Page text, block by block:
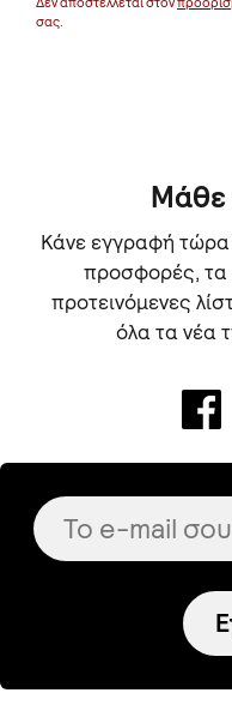
σας.
Μάθε
Κάνε εγγραφή τώρα
προσφορές, τα
προτεινόμενες
όλα τα νέα